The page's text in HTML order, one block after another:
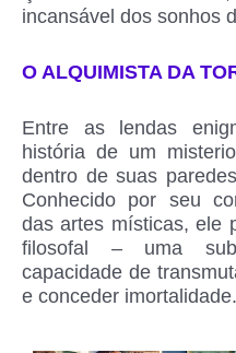
incansável dos sonhos
O ALQUIMISTA DA
Entre as lendas
história de um
dentro de suas
Conhecido por seu
das artes místicas, ele
filosofal – uma
capacidade de
e conceder imortalidade.